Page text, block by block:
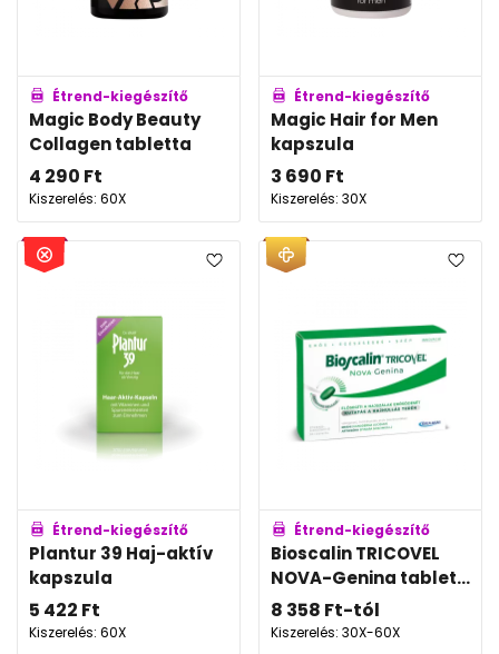
Étrend-kiegészítő
Magic Body Beauty
Collagen tabletta
4 290 Ft
Kiszerelés: 60X
Étrend-kiegészítő
Magic Hair for Men
kapszula
3 690 Ft
Kiszerelés: 30X
Étrend-kiegészítő
Plantur 39 Haj-aktív
kapszula
5 422 Ft
Kiszerelés: 60X
Étrend-kiegészítő
Bioscalin TRICOVEL
NOVA-Genina tablet...
8 358 Ft-tól
Kiszerelés: 30X-60X